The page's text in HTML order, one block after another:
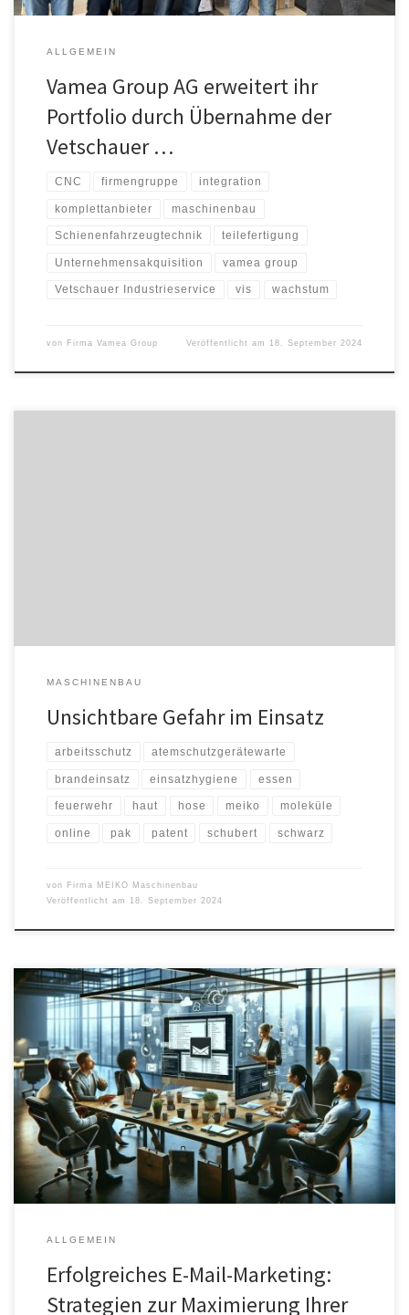
ALLGEMEIN
Vamea Group AG erweitert ihr
Portfolio durch Übernahme der
Vetschauer …
CNC firmengruppe integration
komplettanbieter maschinenbau
Schienenfahrzeugtechnik teilefertigung
Unternehmensakquisition vamea group
Vetschauer Industrieservice vis wachstum
von Firma Vamea Group Veröffentlicht am 18. September 2024
MASCHINENBAU
Unsichtbare Gefahr im Einsatz
arbeitsschutz atemschutzgerätewarte
brandeinsatz einsatzhygiene essen
feuerwehr haut hose meiko moleküle
online pak patent schubert schwarz
von Firma MEIKO Maschinenbau
Veröffentlicht am
18. September 2024
Erfolgreiches E-Mail-Marketing ist eine Kunst, die mit den richtigen
Strategien erlernt werden kann. In diesem Artikel erfahren Sie, wie
Sie Ihre Klick- und Öffnungsraten maximieren können. Wir zeigen
Ihnen bewährte Methoden und praktische Tipps, die Ihnen helfen,
Ihre E-Mail-Kampagnen zu optimieren. Egal, ob Sie Anfänger oder
bereits erfahren sind, diese Strategien werden […]
ALLGEMEIN
Erfolgreiches E-Mail-Marketing:
Strategien zur Maximierung Ihrer